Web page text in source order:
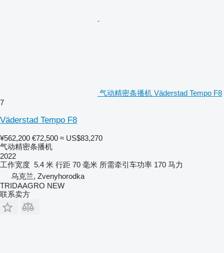
气动精密条播机 Väderstad Tempo F8
7
Väderstad Tempo F8
¥562,200 €72,500 ≈ US$83,270
气动精密条播机
2022
工作宽度 5.4 米 行距 70 毫米 所需牵引车功率 170 马力
乌克兰, Zvenyhorodka
TRIDAAGRO NEW
联系卖方